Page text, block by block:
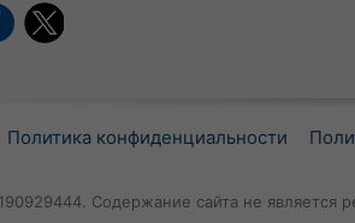
Политика конфиденциальности
Содержание сайта не является